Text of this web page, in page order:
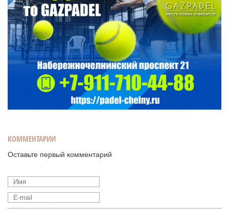
КОММЕНТАРИИ
Оставьте первый комментарий